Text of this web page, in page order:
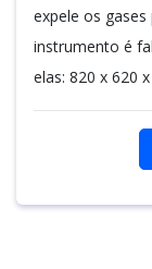
expele os
instrumento é
elas: 820 x 620 x